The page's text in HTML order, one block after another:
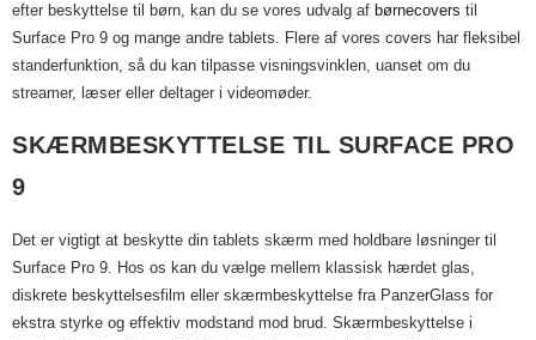
efter beskyttelse til børn, kan du se vores udvalg af børnecovers til
Surface Pro 9 og mange andre tablets. Flere af vores covers har fleksibel
standerfunktion, så du kan tilpasse visningsvinklen, uanset om du
streamer, læser eller deltager i videomøder.
SKÆRMBESKYTTELSE TIL SURFACE PRO
9
Det er vigtigt at beskytte din tablets skærm med holdbare løsninger til
Surface Pro 9. Hos os kan du vælge mellem klassisk hærdet glas,
diskrete beskyttelsesfilm eller skærmbeskyttelse fra PanzerGlass for
ekstra styrke og effektiv modstand mod brud. Skærmbeskyttelse i